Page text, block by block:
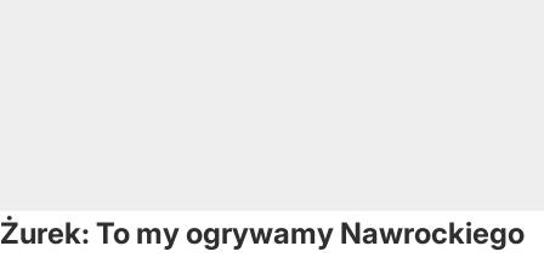
Żurek: To my ogrywamy Nawrockiego